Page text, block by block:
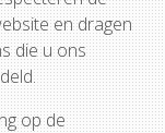
en dragen
die u ons
op de